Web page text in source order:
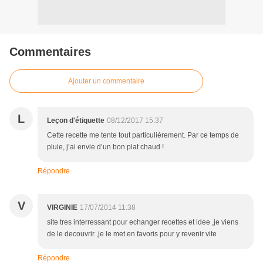
Commentaires
Ajouter un commentaire
L Leçon d'étiquette 08/12/2017 15:37
Cette recette me tente tout particulièrement. Par ce temps de
pluie, j’ai envie d’un bon plat chaud !
Répondre
V VIRGINIE 17/07/2014 11:38
site tres interressant pour echanger recettes et idee ,je viens
de le decouvrir ,je le met en favoris pour y revenir vite
Répondre